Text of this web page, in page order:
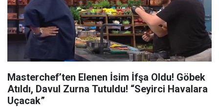
Masterchef’ten Elenen İsim İfşa Oldu! Göbek
Atıldı, Davul Zurna Tutuldu! “Seyirci Havalara
Uçacak”